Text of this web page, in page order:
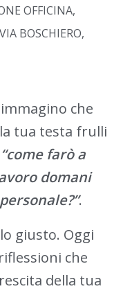
OFFICINA,
BOSCHIERO,
che
tua testa frulli
“come farò a
domani
.
giusto. Oggi
che
della tua